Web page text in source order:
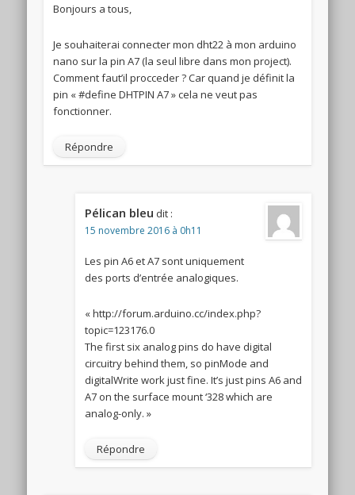
Bonjours a tous,
Je souhaiterai connecter mon dht22 à mon arduino
nano sur la pin A7 (la seul libre dans mon project).
Comment faut’il procceder ? Car quand je définit la
pin « #define DHTPIN A7 » cela ne veut pas
fonctionner.
Répondre
Pélican bleu dit :
15 novembre 2016 à 0h11
Les pin A6 et A7 sont uniquement
des ports d’entrée analogiques.
« http://forum.arduino.cc/index.php?
topic=123176.0
The first six analog pins do have digital
circuitry behind them, so pinMode and
digitalWrite work just fine. It’s just pins A6 and
A7 on the surface mount ‘328 which are
analog-only. »
Répondre